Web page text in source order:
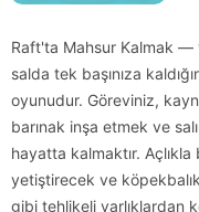
Raft'ta Mahsur Kalmak —
salda tek başınıza
oyunudur. Göreviniz,
barınak inşa etmek ve
hayatta kalmaktır.
yetiştirecek ve
gibi tehlikeli varlıklardan